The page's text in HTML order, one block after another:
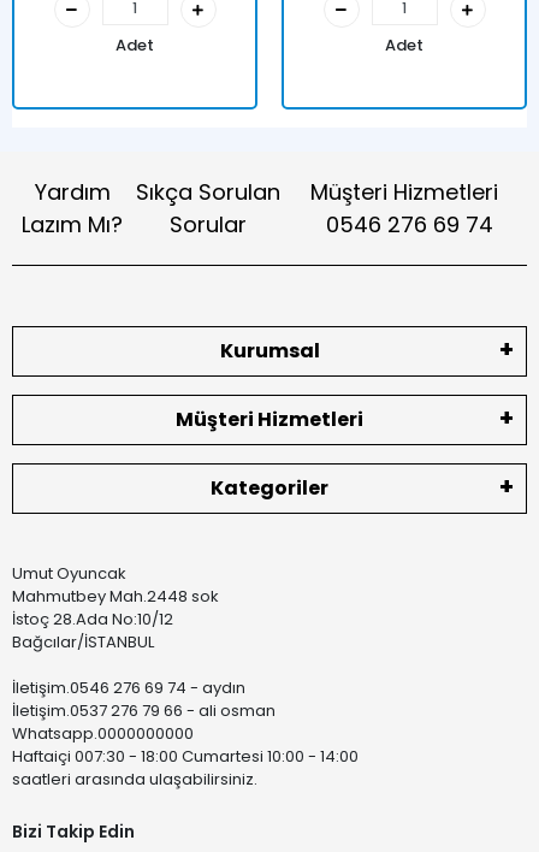
Adet Adet
Yardım
Lazım Mı?
Sıkça Sorulan
Sorular
Müşteri Hizmetleri
0546 276 69 74
Kurumsal
Müşteri Hizmetleri
Kategoriler
Umut Oyuncak
Mahmutbey Mah.2448 sok
İstoç 28.Ada No:10/12
Bağcılar/İSTANBUL
İletişim.0546 276 69 74 - aydın
İletişim.0537 276 79 66 - ali osman
Whatsapp.0000000000
Haftaiçi 007:30 - 18:00 Cumartesi 10:00 - 14:00
saatleri arasında ulaşabilirsiniz.
Bizi Takip Edin